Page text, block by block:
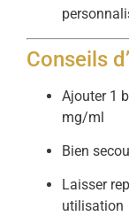
Conseils
Ajouter 1
mg/ml
Bien
Laisser
utilisation